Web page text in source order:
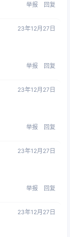
举报 回复
23年12月27日
举报 回复
23年12月27日
举报 回复
23年12月27日
举报 回复
23年12月27日